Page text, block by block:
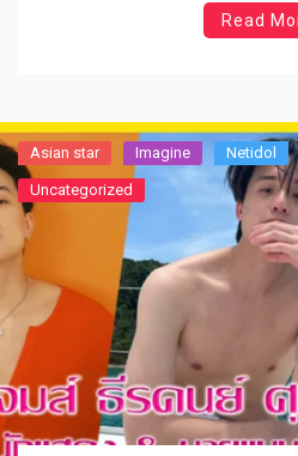
จุดเด่นด้านภาพลักษณ์ที่เฉียบค
FRED จากแบรนด์ระดับโลก ยิ่
ที่กำลังไปได้ไกลในหลายมิติจริ
ดีที่เราจะพาคุณไปทำความรู้จัก
ความเป็นมา ดิว ดิว จิรวรรตน์
อีกหนึ่งนักแสดงที่มีมีเซนส์ด้านค
แสดงออกอย่างมีสไตล์ โดยเขา
ร่วมรายการ The Face Men
โอกาสเข้าสู่วงการแสดงแบบเ
ซึ่งถือเป็นก้าวสำคัญที่เปิดทาง
เขาอย่างชัดเจน หลังจากเซ็นสั
ได้รับบทบาทหลากหลาย ทั้งใน
Read
Asian star Imagine​ Netidol
Uncategorized